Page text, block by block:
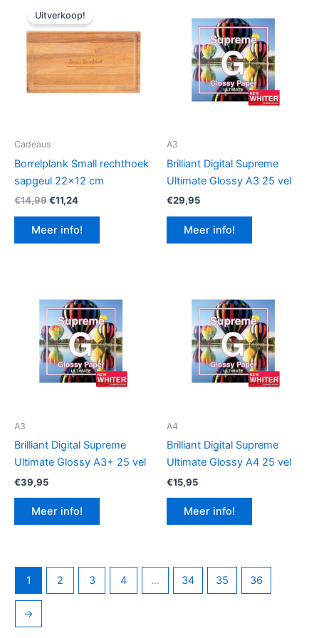
Uitverkoop!
Cadeaus
Borrelplank Small rechthoek
sapgeul 22×12 cm
€14,99Oorspronkelijke
was:
€14,99.
€11,24Huidige
is:
€11,24.
Meer info!
A3
Brilliant Digital Supreme
Ultimate Glossy A3 25 vel
€29,95
Meer info!
A3
Brilliant Digital Supreme
Ultimate Glossy A3+ 25 vel
€39,95
Meer info!
A4
Brilliant Digital Supreme
Ultimate Glossy A4 25 vel
€15,95
Meer info!
1 2 3 4 … 34 35 36
→